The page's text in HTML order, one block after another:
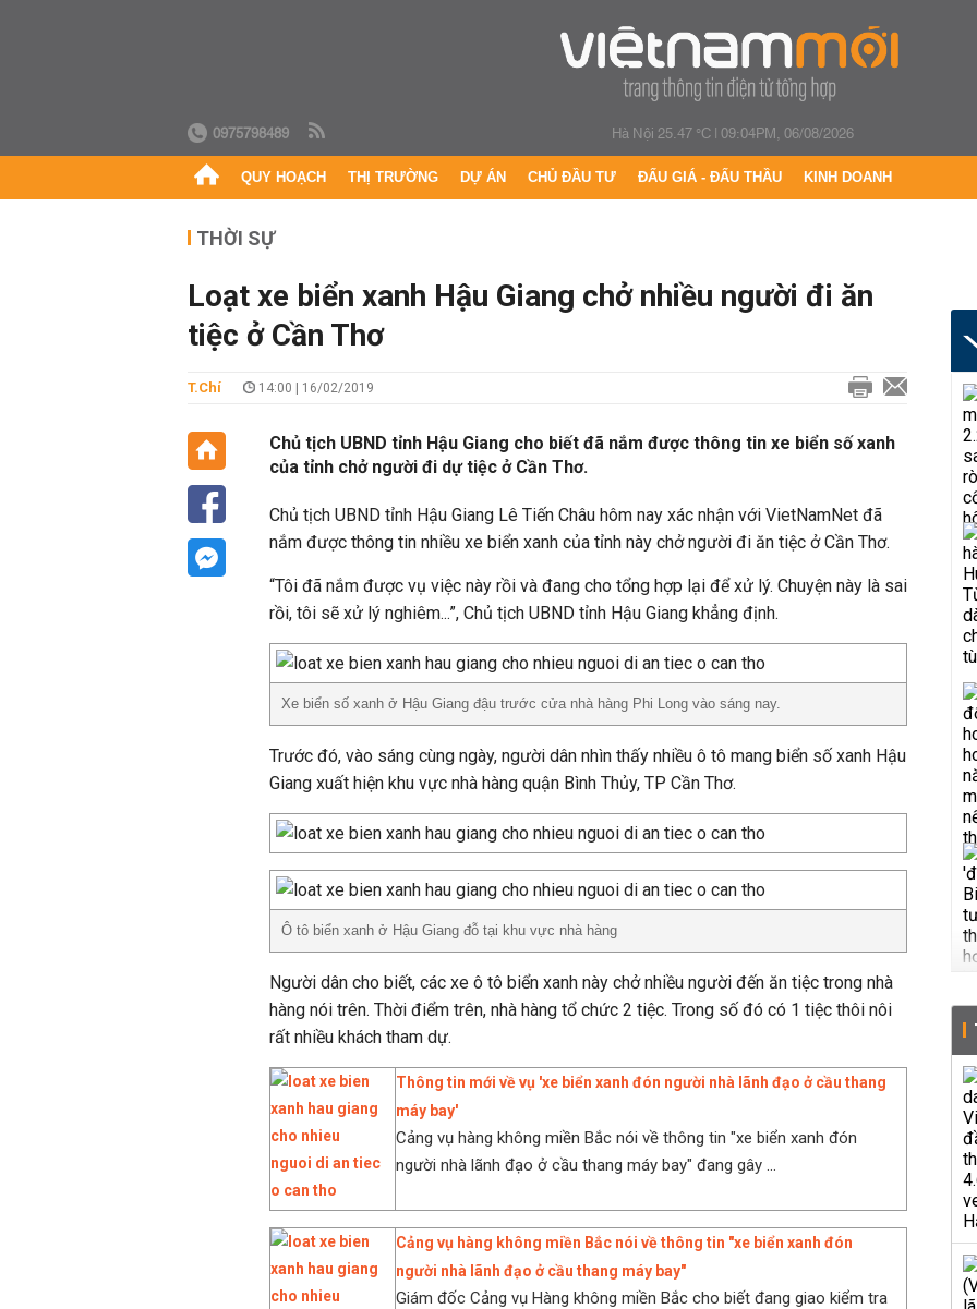
0975798489 Hà Nội 25.47 °C|09:04PM, 06/08/2026
QUY HOẠCH THỊ TRƯỜNG DỰ ÁN CHỦ ĐẦU TƯ ĐẤU GIÁ - ĐẤU THẦU KINH DOANH
THỜI SỰ
Loạt xe biển xanh Hậu Giang chở nhiều người đi ăn
tiệc ở Cần Thơ
T.Chí 14:00 | 16/02/2019
Chủ tịch UBND tỉnh Hậu Giang cho biết đã nắm được thông tin xe biển số xanh
của tỉnh chở người đi dự tiệc ở Cần Thơ.
Chủ tịch UBND tỉnh Hậu Giang Lê Tiến Châu hôm nay xác nhận với VietNamNet đã
nắm được thông tin nhiều xe biển xanh của tỉnh này chở người đi ăn tiệc ở Cần Thơ.
“Tôi đã nắm được vụ việc này rồi và đang cho tổng hợp lại để xử lý. Chuyện này là sai
rồi, tôi sẽ xử lý nghiêm...”, Chủ tịch UBND tỉnh Hậu Giang khẳng định.
Xe biển số xanh ở Hậu Giang đậu trước cửa nhà hàng Phi Long vào sáng nay.
Trước đó, vào sáng cùng ngày, người dân nhìn thấy nhiều ô tô mang biển số xanh Hậu
Giang xuất hiện khu vực nhà hàng quận Bình Thủy, TP Cần Thơ.
Ô tô biển xanh ở Hậu Giang đỗ tại khu vực nhà hàng
Người dân cho biết, các xe ô tô biển xanh này chở nhiều người đến ăn tiệc trong nhà
hàng nói trên. Thời điểm trên, nhà hàng tổ chức 2 tiệc. Trong số đó có 1 tiệc thôi nôi
rất nhiều khách tham dự.
Thông tin mới về vụ 'xe biển xanh đón người nhà lãnh đạo ở cầu thang
máy bay'
Cảng vụ hàng không miền Bắc nói về thông tin "xe biển xanh đón
người nhà lãnh đạo ở cầu thang máy bay" đang gây ...
Cảng vụ hàng không miền Bắc nói về thông tin "xe biển xanh đón
người nhà lãnh đạo ở cầu thang máy bay"
Giám đốc Cảng vụ Hàng không miền Bắc cho biết đang giao kiểm tra